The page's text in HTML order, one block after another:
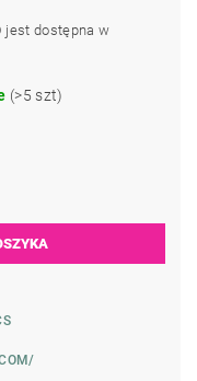
jest dostępna w
(>5 szt)